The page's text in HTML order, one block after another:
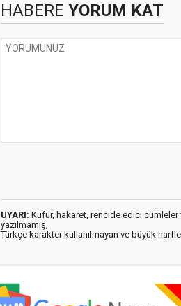
HABERE YORUM KAT
UYARI: Küfür, hakaret, rencide edici cümleler
yazılmamış,
Türkçe karakter kullanılmayan ve büyük